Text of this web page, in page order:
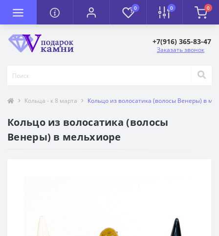
0 0 0
+7(916) 365-83-47
Заказать звонок
Кольца - к 8 марта Кольцо из волосатика (волосы Венеры) в
Кольцо из волосатика (волосы
Венеры) в мельхиоре